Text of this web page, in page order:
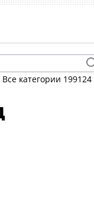
Все категории 199124